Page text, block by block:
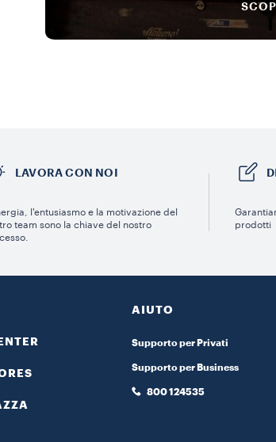
LAVORA CON NOI
l'entusiasmo e la motivazione del
team sono la chiave del nostro
prodotti
AIUTO
Supporto per Privati
Supporto per Business
800 124535